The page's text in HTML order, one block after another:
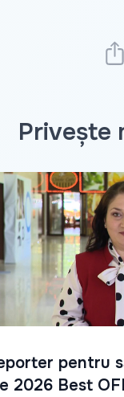
Privește
pentru
2026 Best